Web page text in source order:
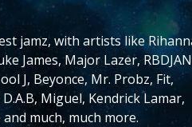
jamz, with artists like
James, Major Lazer,
J, Beyonce, Mr. Probz, Fit,
Miguel, Kendrick Lamar,
and much, much more.